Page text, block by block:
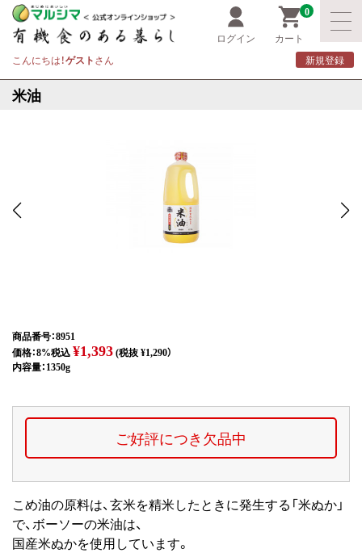
ログイン
0
カート
こんにちは！ゲストさん 新規登録
米油
商品番号：8951
価格：8%税込¥1,393(税抜 ¥1,290）
内容量：1350g
ご好評につき欠品中
こめ油の原料は、玄米を精米したときに発生する「米ぬか」
で、ボーソーの米油は、
国産米ぬかを使用しています。